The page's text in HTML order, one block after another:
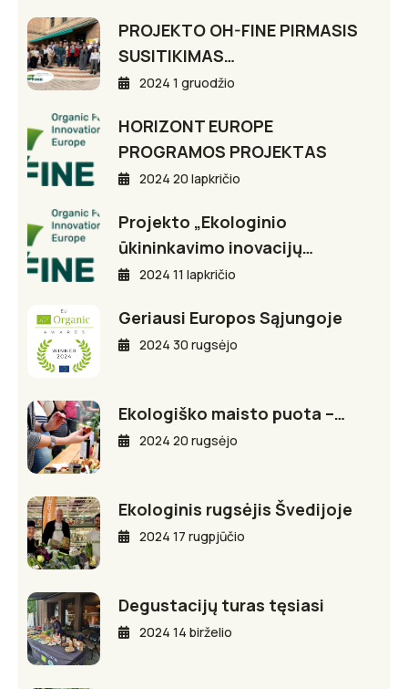
PROJEKTO OH-FINE PIRMASIS
SUSITIKIMAS…
2024 1 gruodžio
HORIZONT EUROPE
PROGRAMOS PROJEKTAS
2024 20 lapkričio
Projekto „Ekologinio
ūkininkavimo inovacijų…
2024 11 lapkričio
Geriausi Europos Sąjungoje
2024 30 rugsėjo
Ekologiško maisto puota –…
2024 20 rugsėjo
Ekologinis rugsėjis Švedijoje
2024 17 rugpjūčio
Degustacijų turas tęsiasi
2024 14 birželio